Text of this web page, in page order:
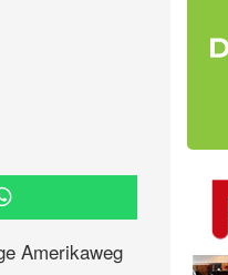
Amerikaweg